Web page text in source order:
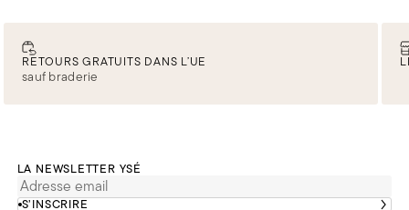
RETOURS GRATUITS DANS L’UE
sauf braderie
LA NEWSLETTER YSÉ
S’INSCRIRE